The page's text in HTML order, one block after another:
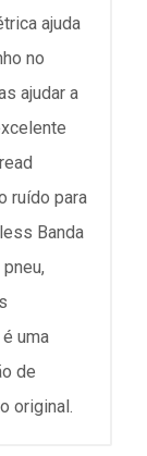
ajuda
no
ajudar a
ruído para
Banda
uma
de
original.